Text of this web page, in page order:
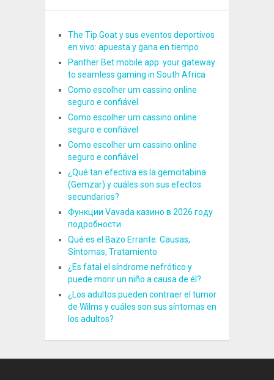
The Tip Goat y sus eventos deportivos
en vivo: apuesta y gana en tiempo
Panther Bet mobile app: your gateway
to seamless gaming in South Africa
Como escolher um cassino online
seguro e confiável
Como escolher um cassino online
seguro e confiável
Como escolher um cassino online
seguro e confiável
¿Qué tan efectiva es la gemcitabina
(Gemzar) y cuáles son sus efectos
secundarios?
Функции Vavada казино в 2026 году
подробности
Qué es el Bazo Errante: Causas,
Síntomas, Tratamiento
¿Es fatal el síndrome nefrótico y
puede morir un niño a causa de él?
¿Los adultos pueden contraer el tumor
de Wilms y cuáles son sus síntomas en
los adultos?